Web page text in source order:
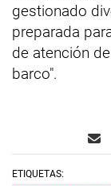
gestionado
preparada
de atención
barco".
ETIQUETAS: